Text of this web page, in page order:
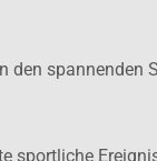
spannenden
sportliche